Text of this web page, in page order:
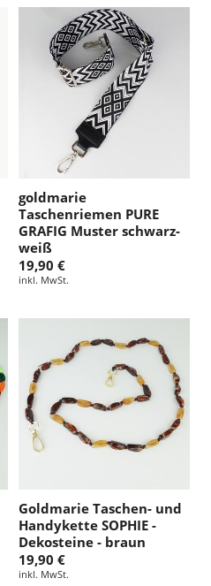
goldmarie
Taschenriemen PURE
GRAFIG Muster schwarz-
weiß
19,90 €
inkl. MwSt.
Goldmarie Taschen- und
Handykette SOPHIE -
Dekosteine - braun
19,90 €
inkl. MwSt.